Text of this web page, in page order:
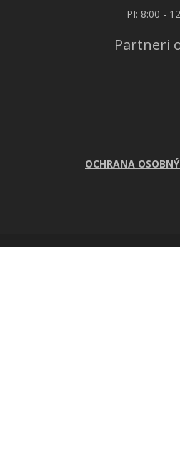
PI: 8:00 -
Partneri
OCHRANA